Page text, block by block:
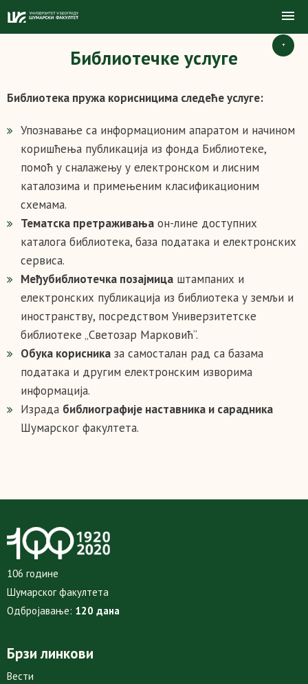
+
Библиотечке услуге
Библиотека пружа корисницима следеће услуге:
Упознавање са информационим апаратом и начином
коришћења публикација из фонда Библиотеке,
помоћ у сналажењу у електронском и лисним
каталозима и примењеним класификационим
схемама.
Тематска претраживања он-лине доступних
каталога библиотека, база података и електронских
сервиса.
Међубиблиотечка позајмица штампаних и
електронских публикација из библиотека у земљи и
иностранству, посредством Универзитетске
библиотеке „Светозар Марковић“.
Обука корисника за самосталан рад са базама
података и другим електронским изворима
информација.
Израда библиографије наставника и сарадника
Шумарског факултета.
106 године
Шумарског факултета
Одбројавање: 120 дана
Брзи линкови
Вести